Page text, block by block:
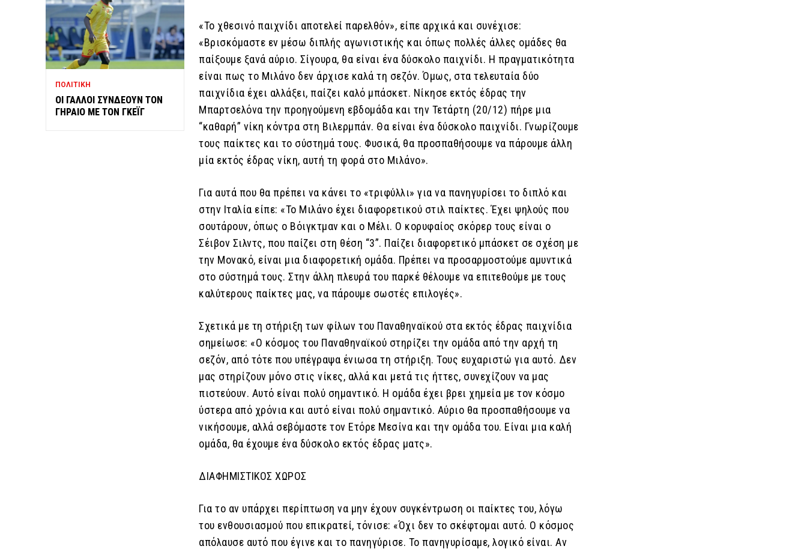
ΠΟΛΙΤΙΚΗ
ΟΙ ΓΑΛΛΟΙ ΣΥΝΔΕΟΥΝ ΤΟΝ
ΓΗΡΑΙΟ ΜΕ ΤΟΝ ΓΚΕΪΓ
«Το χθεσινό παιχνίδι αποτελεί παρελθόν», είπε αρχικά και συνέχισε:
«Βρισκόμαστε εν μέσω διπλής αγωνιστικής και όπως πολλές άλλες ομάδες θα
παίξουμε ξανά αύριο. Σίγουρα, θα είναι ένα δύσκολο παιχνίδι. Η πραγματικότητα
είναι πως το Μιλάνο δεν άρχισε καλά τη σεζόν. Όμως, στα τελευταία δύο
παιχνίδια έχει αλλάξει, παίζει καλό μπάσκετ. Νίκησε εκτός έδρας την
Μπαρτσελόνα την προηγούμενη εβδομάδα και την Τετάρτη (20/12) πήρε μια
“καθαρή” νίκη κόντρα στη Βιλερμπάν. Θα είναι ένα δύσκολο παιχνίδι. Γνωρίζουμε
τους παίκτες και το σύστημά τους. Φυσικά, θα προσπαθήσουμε να πάρουμε άλλη
μία εκτός έδρας νίκη, αυτή τη φορά στο Μιλάνο».
Για αυτά που θα πρέπει να κάνει το «τριφύλλι» για να πανηγυρίσει το διπλό και
στην Ιταλία είπε: «Το Μιλάνο έχει διαφορετικού στιλ παίκτες. Έχει ψηλούς που
σουτάρουν, όπως ο Βόιγκτμαν και ο Μέλι. Ο κορυφαίος σκόρερ τους είναι ο
Σέιβον Σιλντς, που παίζει στη θέση “3”. Παίζει διαφορετικό μπάσκετ σε σχέση με
την Μονακό, είναι μια διαφορετική ομάδα. Πρέπει να προσαρμοστούμε αμυντικά
στο σύστημά τους. Στην άλλη πλευρά του παρκέ θέλουμε να επιτεθούμε με τους
καλύτερους παίκτες μας, να πάρουμε σωστές επιλογές».
Σχετικά με τη στήριξη των φίλων του Παναθηναϊκού στα εκτός έδρας παιχνίδια
σημείωσε: «Ο κόσμος του Παναθηναϊκού στηρίζει την ομάδα από την αρχή τη
σεζόν, από τότε που υπέγραψα ένιωσα τη στήριξη. Τους ευχαριστώ για αυτό. Δεν
μας στηρίζουν μόνο στις νίκες, αλλά και μετά τις ήττες, συνεχίζουν να μας
πιστεύουν. Αυτό είναι πολύ σημαντικό. Η ομάδα έχει βρει χημεία με τον κόσμο
ύστερα από χρόνια και αυτό είναι πολύ σημαντικό. Αύριο θα προσπαθήσουμε να
νικήσουμε, αλλά σεβόμαστε τον Ετόρε Μεσίνα και την ομάδα του. Είναι μια καλή
ομάδα, θα έχουμε ένα δύσκολο εκτός έδρας ματς».
ΔΙΑΦΗΜΙΣΤΙΚΟΣ ΧΩΡΟΣ
Για το αν υπάρχει περίπτωση να μην έχουν συγκέντρωση οι παίκτες του, λόγω
του ενθουσιασμού που επικρατεί, τόνισε: «Όχι δεν το σκέφτομαι αυτό. Ο κόσμος
απόλαυσε αυτό που έγινε και το πανηγύρισε. Το πανηγυρίσαμε, λογικό είναι. Αν